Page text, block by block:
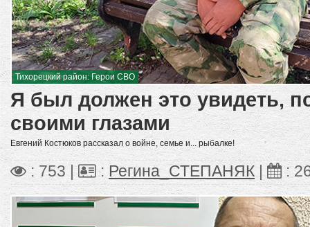
Тихорецкий район: Герои СВО
Я был должен это увидеть,
своими глазами
Евгений Костюков рассказал о войне, семье и... рыбалке!
: 753 | : Регина_СТЕПАНЯК :